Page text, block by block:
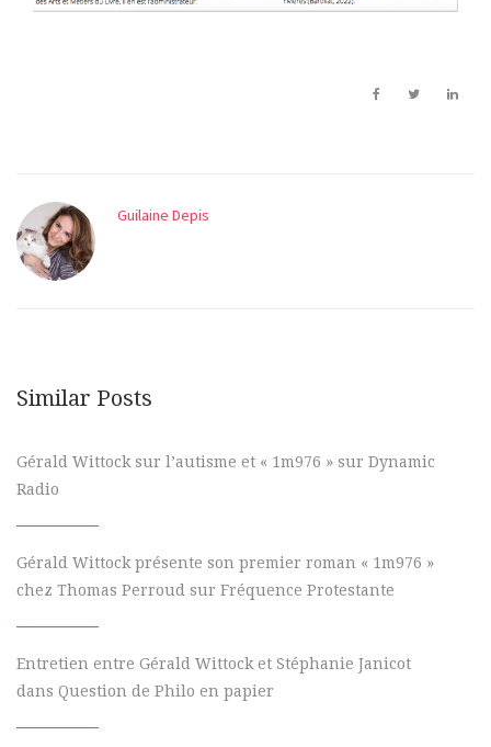
Guilaine Depis
Similar Posts
Gérald Wittock sur l’autisme et « 1m976 » sur Dynamic
Radio
Gérald Wittock présente son premier roman « 1m976 »
chez Thomas Perroud sur Fréquence Protestante
Entretien entre Gérald Wittock et Stéphanie Janicot
dans Question de Philo en papier